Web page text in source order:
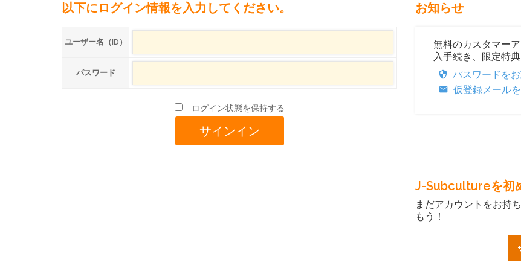
以下にログイン情報を入力してください。
ユーザー名（ID）
パスワード
ログイン状態を保持する
お知らせ
無料のカスタマー
入手続き、限定特
パスワードを
仮登録メール
J-Subcultureを初
まだアカウントをお持
もう！